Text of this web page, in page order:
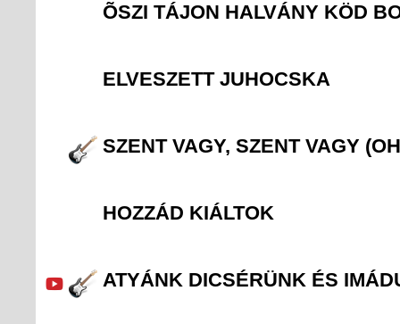
ÕSZI TÁJON HALVÁNY KÖD
ELVESZETT JUHOCSKA
SZENT VAGY, SZENT VAGY
HOZZÁD KIÁLTOK
ATYÁNK DICSÉRÜNK ÉS